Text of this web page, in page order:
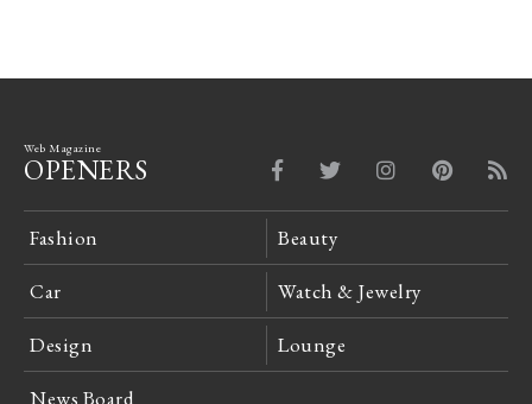
Web Magazine
OPENERS
Fashion Beauty
Car Watch & Jewelry
Design Lounge
News Board